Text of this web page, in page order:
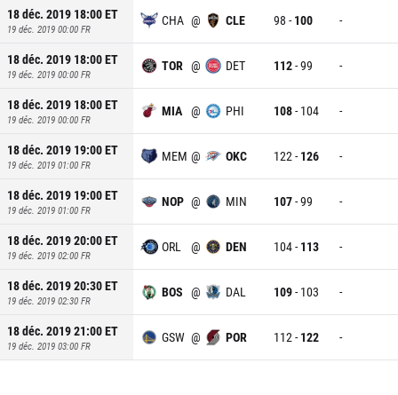
18 déc. 2019 18:00ET
19 déc. 2019 00:00 FR
CHA @ CLE 98 - 100 -
18 déc. 2019 18:00ET
19 déc. 2019 00:00 FR
TOR @ DET 112-99 -
18 déc. 2019 18:00ET
19 déc. 2019 00:00 FR
MIA @ PHI 108- 104 -
18 déc. 2019 19:00ET
19 déc. 2019 01:00 FR
MEM @ OKC 122- 126 -
18 déc. 2019 19:00ET
19 déc. 2019 01:00 FR
NOP @ MIN 107-99 -
18 déc. 2019 20:00ET
19 déc. 2019 02:00 FR
ORL @ DEN 104- 113 -
18 déc. 2019 20:30ET
19 déc. 2019 02:30 FR
BOS @ DAL 109- 103 -
18 déc. 2019 21:00ET
19 déc. 2019 03:00 FR
GSW @ POR 112- 122 -